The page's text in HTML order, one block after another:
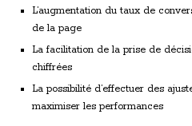
L’augmentation du taux de
de la page
La facilitation de la prise de
chiffrées
La possibilité d’effectuer des
maximiser les performances